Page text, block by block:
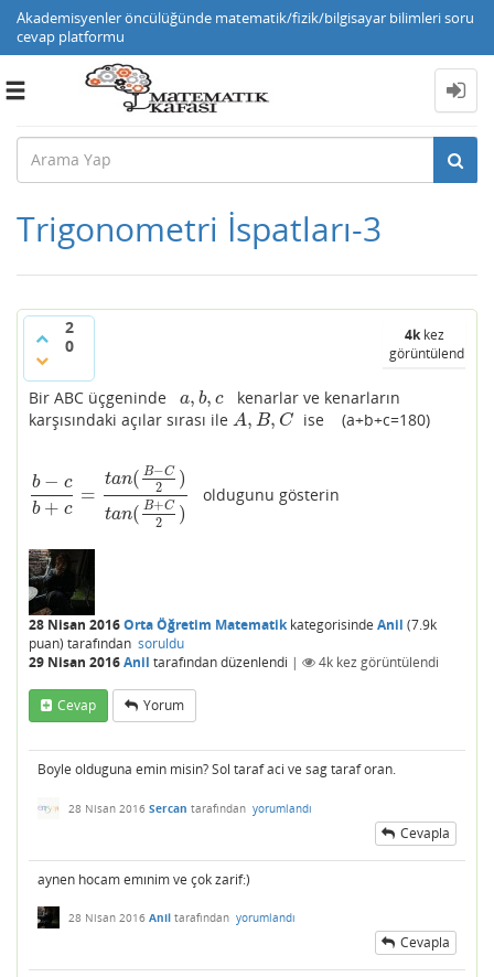
Akademisyenler öncülüğünde matematik/fizik/bilgisayar bilimleri soru
cevap platformu
Toggle
Trigonometri İspatları-3
2
0
4kkez
görüntülendi
Bir ABC üçgeninde a, b, c
a,b,c
kenarlar ve kenarların
karşısındaki açılar sırası ile A, B, C
A,B ,C ise (a+b+c=180)
b − c
b + c
=
tan( B−C
2 )
tan( B+C
2 )
b−cb+ =t an(B−C2)tan( +C2)
oldugunu gösterin
28 Nisan 2016Orta Öğretim Matematikkategorisinde Anil (7.9k
puan) tarafından soruldu
29 Nisan 2016Anil tarafındandüzenlendi | 4k kez görüntülendi
Cevap Yorum
Boyle olduguna emin misin? Sol taraf aci ve sag taraf oran.
28 Nisan 2016 Sercan tarafından yorumlandı
Cevapla
aynen hocam emınim ve çok zarif:)
28 Nisan 2016 Anil tarafından yorumlandı
Cevapla